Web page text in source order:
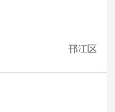
邗江区